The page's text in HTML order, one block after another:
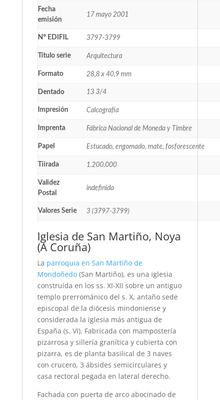
Fecha
emisión
17 mayo 2001
Nº EDIFIL 3797-3799
Título serie Arquitectura
Formato 28,8 x 40,9 mm
Dentado 13 3/4
Impresión Calcografía
Imprenta Fábrica Nacional de Moneda y Timbre
Papel Estucado, engomado, mate, fosforescente
Tiirada 1.200.000
Validez
Postal
indefinida
Valores Serie 3 (3797-3799)
Iglesia de San Martiño, Noya
(A Coruña)
La parroquia en San Martiño de
Mondoñedo(San Martiño), es una iglesia
construída en los ss. XI-XII sobre un antiguo
templo prerrománico del s. X, antaño sede
episcopal de la diócesis mindoniense y
considerada la iglesia más antigua de
España (s. VI). Fabricada con mampostería
pizarrosa y sillería granítica y cubierta con
pizarra, es de planta basilical de 3 naves
con crucero, 3 ábsides semicirculares y
casa rectoral pegada en lateral derecho.
Fachada con puerta de arco abocinado de